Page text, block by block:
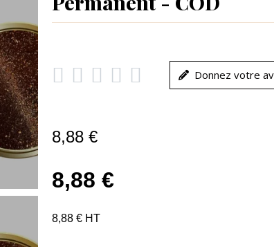
     Donnez votre
8,88 €
8,88 €
8,88 € HT